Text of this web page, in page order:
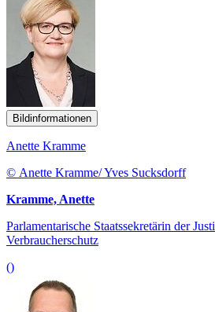
Bildinformationen
Anette Kramme
© Anette Kramme/ Yves Sucksdorff
Kramme, Anette
Parlamentarische Staatssekretärin der
Verbraucherschutz
()